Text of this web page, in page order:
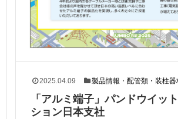
2025.04.09 製品情報 ・配管類・装柱器
「アルミ端子」パンドウイッ
ション日本支社